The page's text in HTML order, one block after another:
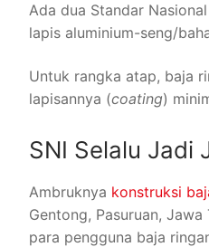
Ada dua Standar
lapis aluminium-seng/
Untuk rangka atap, baja
lapisannya (coating)
SNI Selalu Jadi
Ambruknya konstruksi
Gentong, Pasuruan,
para pengguna baja